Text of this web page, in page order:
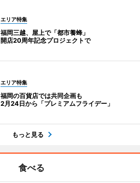
エリア特集
福岡三越、屋上で「都市養蜂」
開店20周年記念プロジェクトで
エリア特集
福岡の百貨店では共同企画も
2月24日から「プレミアムフライデー」
もっと見る
食べる